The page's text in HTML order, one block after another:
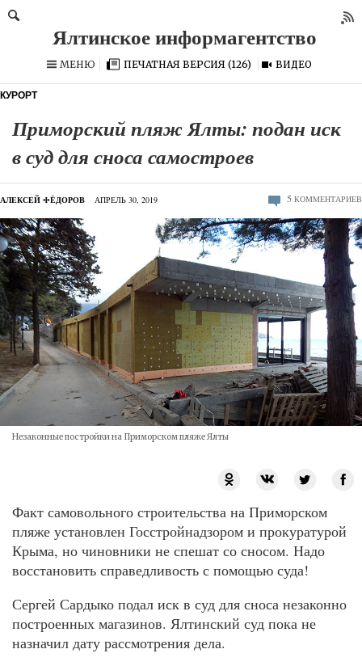
МЕНЮ ПЕЧАТНАЯ ВЕРСИЯ (126) ВИДЕО
КУРОРТ
Приморский пляж Ялты: подан иск
в суд для сноса самостроев
АЛЕКСЕЙ ФЁДОРОВ АПРЕЛЬ 30, 2019 5 КОММЕНТАРИЕВ
Незаконные постройки на Приморском пляже Ялты
Факт самовольного строительства на Приморском
пляже установлен Госстройнадзором и прокуратурой
Крыма, но чиновники не спешат со сносом. Надо
восстановить справедливость с помощью суда!
Сергей Сардыко подал иск в суд для сноса незаконно
построенных магазинов. Ялтинский суд пока не
назначил дату рассмотрения дела.